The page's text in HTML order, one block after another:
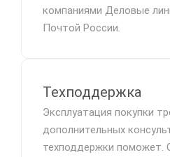
компаниями Деловые
Почтой России.
Техподдержка
Эксплуатация покупки
дополнительных
техподдержки поможет.